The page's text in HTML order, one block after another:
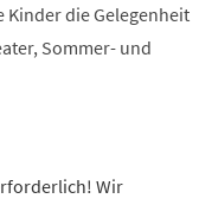
die Gelegenheit
Sommer- und
Wir